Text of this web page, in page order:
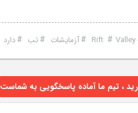
Rift # Valley
#آزمایشات #تب #دارد
، تیم ما آماده پاسخگویی به شماست